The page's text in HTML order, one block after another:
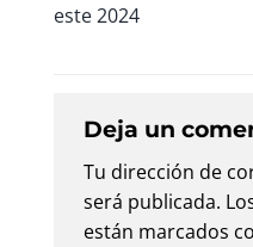
este 2024
Deja un
Tu dirección de
será publicada.
están marcados